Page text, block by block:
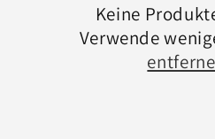
Keine
Verwende